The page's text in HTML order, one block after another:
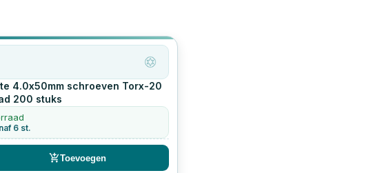
4.0x50mm schroeven Torx-20
200 stuks
6 st.
Toevoegen